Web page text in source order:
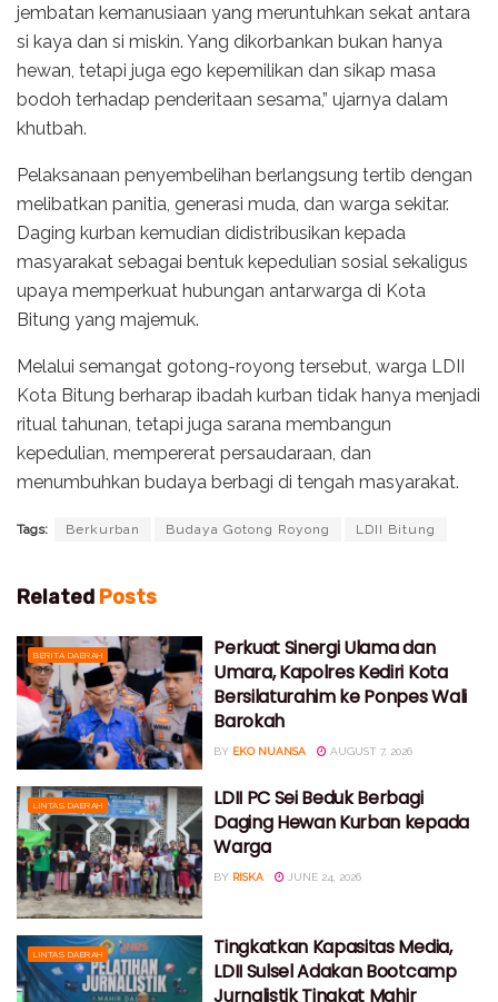
jembatan kemanusiaan yang meruntuhkan sekat antara
si kaya dan si miskin. Yang dikorbankan bukan hanya
hewan, tetapi juga ego kepemilikan dan sikap masa
bodoh terhadap penderitaan sesama,” ujarnya dalam
khutbah.
Pelaksanaan penyembelihan berlangsung tertib dengan
melibatkan panitia, generasi muda, dan warga sekitar.
Daging kurban kemudian didistribusikan kepada
masyarakat sebagai bentuk kepedulian sosial sekaligus
upaya memperkuat hubungan antarwarga di Kota
Bitung yang majemuk.
Melalui semangat gotong-royong tersebut, warga LDII
Kota Bitung berharap ibadah kurban tidak hanya menjadi
ritual tahunan, tetapi juga sarana membangun
kepedulian, mempererat persaudaraan, dan
menumbuhkan budaya berbagi di tengah masyarakat.
Tags: Berkurban Budaya Gotong Royong LDII Bitung
Related Posts
BERITA DAERAH
Perkuat Sinergi Ulama dan
Umara, Kapolres Kediri Kota
Bersilaturahim ke Ponpes Wali
Barokah
BY EKO NUANSA AUGUST 7, 2026
LINTAS DAERAH
LDII PC Sei Beduk Berbagi
Daging Hewan Kurban kepada
Warga
BY RISKA JUNE 24, 2026
LINTAS DAERAH
Tingkatkan Kapasitas Media,
LDII Sulsel Adakan Bootcamp
Jurnalistik Tingkat Mahir